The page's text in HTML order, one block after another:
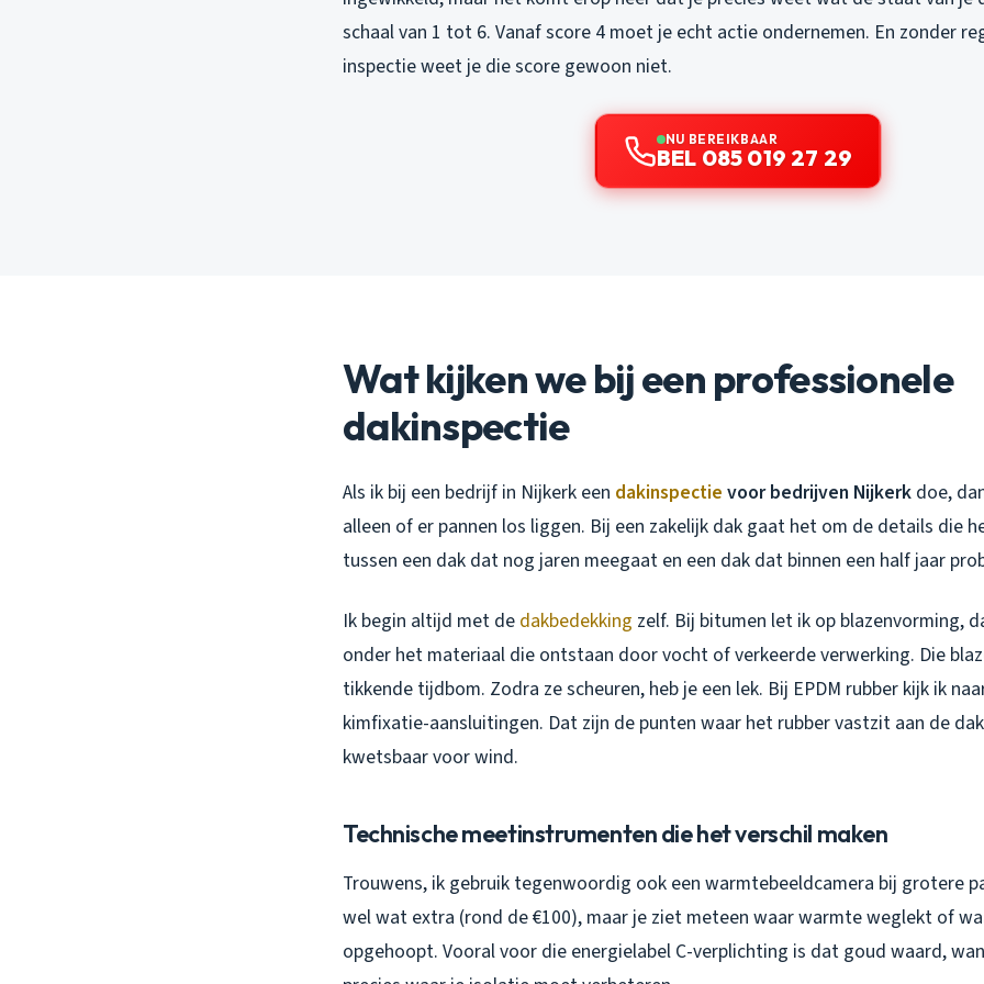
schaal van 1 tot 6. Vanaf score 4 moet je echt actie ondernemen. En zonder
inspectie weet je die score gewoon niet.
NU BEREIKBAAR
BEL 085 019 27 29
Wat kijken we bij een professionele
dakinspectie
Als ik bij een bedrijf in Nijkerk een dakinspectie voor bedrijven Nijkerk doe,
alleen of er pannen los liggen. Bij een zakelijk dak gaat het om de details die
tussen een dak dat nog jaren meegaat en een dak dat binnen een half jaar
Ik begin altijd met de dakbedekking zelf. Bij bitumen let ik op blazenvorming,
onder het materiaal die ontstaan door vocht of verkeerde verwerking. Die
tikkende tijdbom. Zodra ze scheuren, heb je een lek. Bij EPDM rubber kijk ik
kimfixatie-aansluitingen. Dat zijn de punten waar het rubber vastzit aan de
kwetsbaar voor wind.
Technische meetinstrumenten die het verschil maken
Trouwens, ik gebruik tegenwoordig ook een warmtebeeldcamera bij grotere
wel wat extra (rond de €100), maar je ziet meteen waar warmte weglekt of
opgehoopt. Vooral voor die energielabel C-verplichting is dat goud waard,